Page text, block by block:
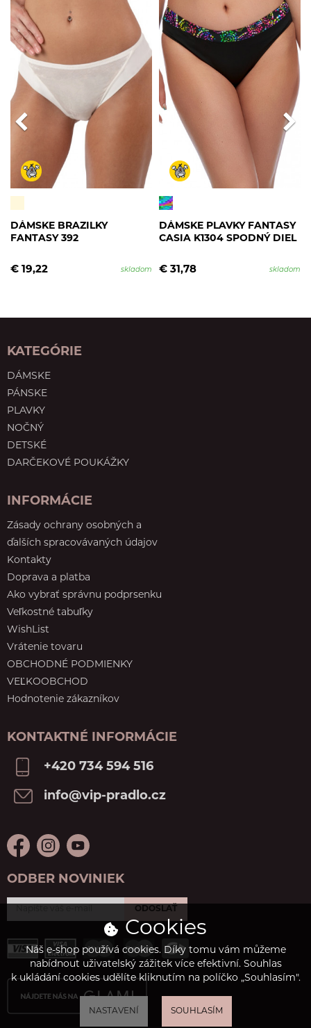
DÁMSKE BRAZILKY
FANTASY 392
€ 19,22 skladom
DÁMSKE PLAVKY FANTASY
CASIA K1304 SPODNÝ DIEL
€ 31,78 skladom
KATEGÓRIE
DÁMSKE
PÁNSKE
PLAVKY
NOČNÝ
DETSKÉ
DARČEKOVÉ POUKÁŽKY
INFORMÁCIE
Zásady ochrany osobných a
ďalších spracovávaných údajov
Kontakty
Doprava a platba
Ako vybrať správnu podprsenku
Veľkostné tabuľky
WishList
Vrátenie tovaru
OBCHODNÉ PODMIENKY
VEĽKOOBCHOD
Hodnotenie zákazníkov
KONTAKTNÉ INFORMÁCIE
+420 734 594 516
info@vip-pradlo.cz
ODBER NOVINIEK
ODOSLAŤ
Cookies
Náš e-shop používá cookies. Díky tomu vám můžeme
nabídnout uživatelský zážitek více efektivní. Souhlas
k ukládání cookies udělíte kliknutím na políčko „Souhlasím".
NASTAVENÍ SOUHLASÍM